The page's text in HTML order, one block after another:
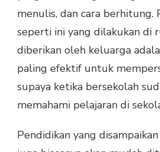
menulis, dan cara berhitung.
seperti ini yang dilakukan di
diberikan oleh keluarga
paling efektif untuk
supaya ketika bersekolah
memahami pelajaran di
Pendidikan yang